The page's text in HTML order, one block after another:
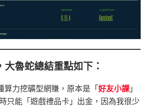
魯蛇總結重點如下：
力挖礦型網賺，原本是「好友小課」
只能「遊戲禮品卡」出金，因為我很少